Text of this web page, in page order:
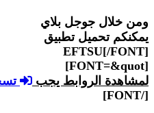
ومن خلال جوجل بلاي
يمكنكم تحميل تطبيق
EFTSU[/FONT]
[FONT=&quot]
لمشاهدة الروابط يجب
[/FONT]